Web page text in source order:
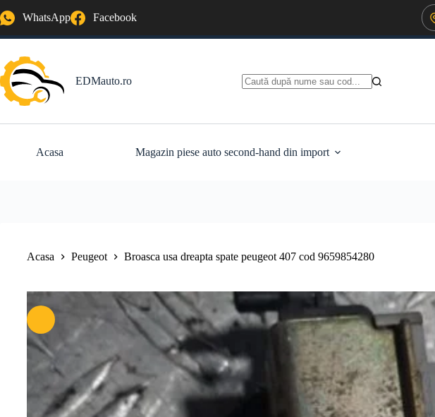
la
WhatsApp Facebook
EDMauto.ro
Acasa Magazin piese auto second-hand din import
Acasa Peugeot Broasca usa dreapta spate peugeot 407 cod 9659854280